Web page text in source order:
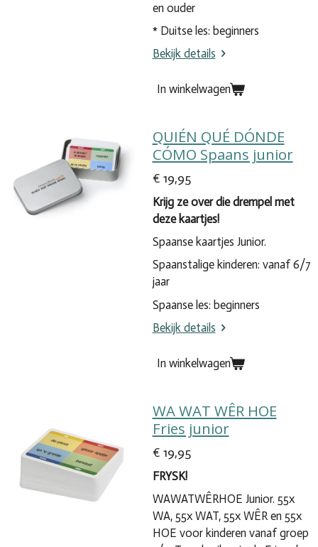
en ouder
* Duitse les: beginners
Bekijk details
In winkelwagen
QUIÉN QUÉ DÓNDE
CÓMO Spaans junior
€ 19,95
Krijg ze over die drempel met
deze kaartjes!
Spaanse kaartjes Junior.
Spaanstalige kinderen: vanaf 6/7
jaar
Spaanse les: beginners
Bekijk details
In winkelwagen
WA WAT WÊR HOE
Fries junior
€ 19,95
FRYSK!
WAWATWÊRHOE Junior. 55x
WA, 55x WAT, 55x WÊR en 55x
HOE voor kinderen vanaf groep